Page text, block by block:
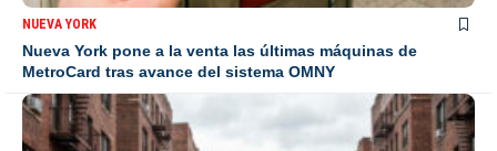
NUEVA YORK
Nueva York pone a la venta las últimas máquinas de
MetroCard tras avance del sistema OMNY